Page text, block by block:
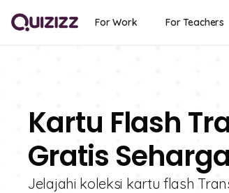
For Work For Teachers
Kartu Flash
Gratis
Jelajahi koleksi kartu flash